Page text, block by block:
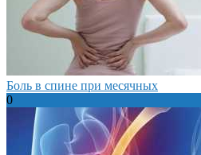
Боль в спине при месячных
0